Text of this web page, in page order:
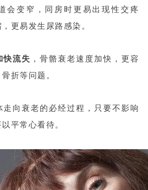
会变窄，同房时更易出现性交疼
更易发生尿路感染。
快流失 ，骨骼衰老速度加快，更容
折等问题。
走向衰老的必经过程，只要不影响
平常心看待。